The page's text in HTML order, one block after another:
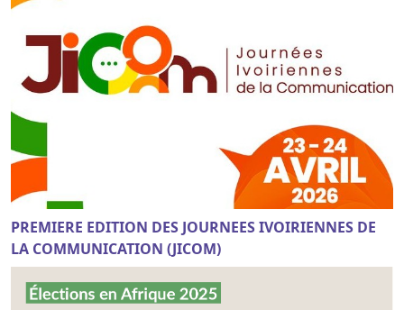
PREMIERE EDITION DES JOURNEES IVOIRIENNES DE
LA COMMUNICATION (JICOM)